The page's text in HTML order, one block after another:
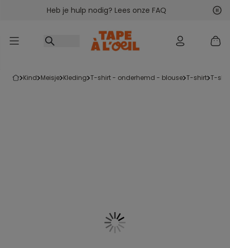
Ga naar inhoudHeb je hulp nodig? Lees onze FAQ
kind meisje kleding t-shirt - onderhemd - blouse t-shirt t-